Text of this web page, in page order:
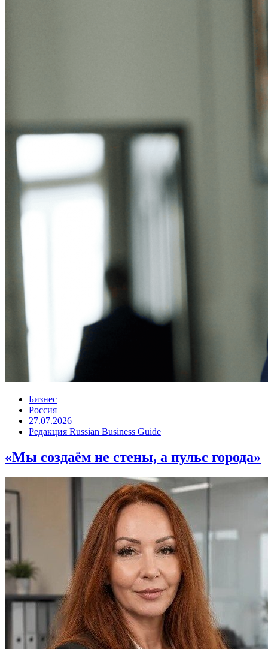
Бизнес
Россия
27.07.2026
Редакция Russian Business Guide
«Мы создаём не стены, а пульс города»